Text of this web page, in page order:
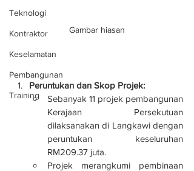
Teknologi
Kontraktor
Keselamatan
Pembangunan
Training
Gambar hiasan
Peruntukan dan Skop Projek:
Sebanyak 11 projek pembangunan
Kerajaan Persekutuan
dilaksanakan di Langkawi dengan
peruntukan keseluruhan
RM209.37 juta.
Projek merangkumi pembinaan